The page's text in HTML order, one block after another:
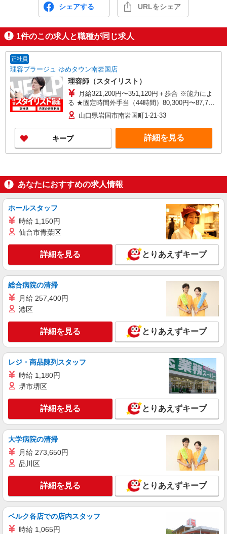
シェアする URLをシェア
1件のこの求人と職種が同じ求人
正社員
理容プラージュ ゆめタウン南岩国店
理容師（スタイリスト）
月給321,200円〜351,120円＋歩合 ※能力によ
る ★固定時間外手当（44時間）80,300円〜87,780
円（勤務地による）含む。超過分別途支給。 ※特
別条項付協定締結済 ★月給例 休日出勤含む25日
出社の場合 トップスタイリスト（20代 入社5年）
月給61.2万円/固定給321,200円＋歩合240,800円＋
その他手当50,000円 ・歩合0円〜382,000円（2025
填します。
山口県岩国市南岩国町1-21-33
キープ 詳細を見る
あなたにおすすめの求人情報
ホールスタッフ
時給 1,150円
仙台市青葉区
詳細を見る とりあえずキープ
総合病院の清掃
月給 257,400円
港区
詳細を見る とりあえずキープ
レジ・商品陳列スタッフ
時給 1,180円
堺市堺区
詳細を見る とりあえずキープ
大学病院の清掃
月給 273,650円
品川区
詳細を見る とりあえずキープ
ベルク各店での店内スタッフ
時給 1,065円